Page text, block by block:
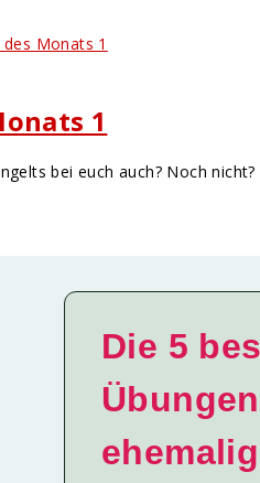
1
bei euch auch? Noch
Die 5